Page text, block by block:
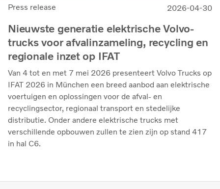
Press release 2026-04-30
Nieuwste generatie elektrische Volvo-
trucks voor afvalinzameling, recycling en
regionale inzet op IFAT
Van 4 tot en met 7 mei 2026 presenteert Volvo Trucks op
IFAT 2026 in München een breed aanbod aan elektrische
voertuigen en oplossingen voor de afval- en
recyclingsector, regionaal transport en stedelijke
distributie. Onder andere elektrische trucks met
verschillende opbouwen zullen te zien zijn op stand 417
in hal C6.